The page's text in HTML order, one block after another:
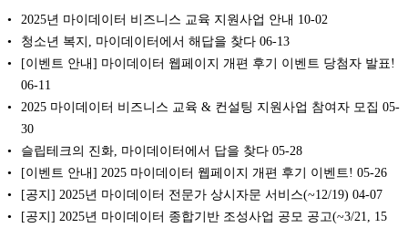
‍2025년 마이데이터 비즈니스 교육 지원사업 안내 10-02
청소년 복지, 마이데이터에서 해답을 찾다 06-13
[이벤트 안내] 마이데이터 웹페이지 개편 후기 이벤트 당첨자 발표!
06-11
2025 마이데이터 비즈니스 교육 & 컨설팅 지원사업 참여자 모집 05-
30
슬립테크의 진화, 마이데이터에서 답을 찾다 05-28
[이벤트 안내] 2025 마이데이터 웹페이지 개편 후기 이벤트! 05-26
[공지] 2025년 마이데이터 전문가 상시자문 서비스(~12/19) 04-07
[공지] 2025년 마이데이터 종합기반 조성사업 공모 공고(~3/21, 15